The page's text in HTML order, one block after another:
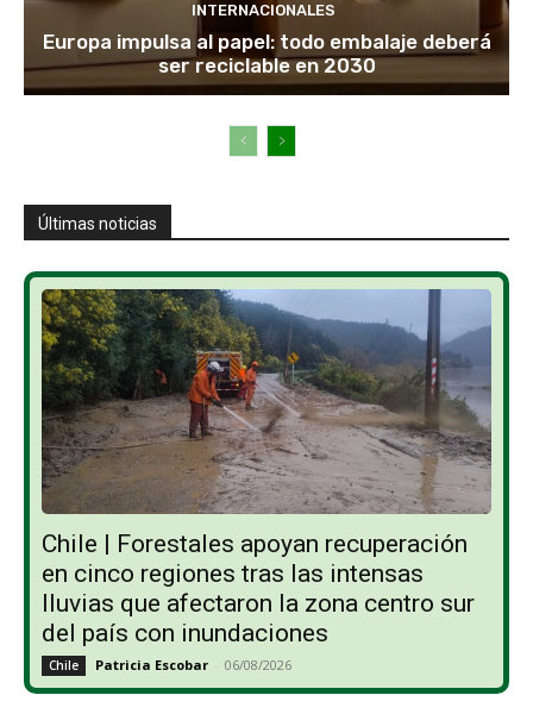
INTERNACIONALES
Europa impulsa al papel: todo embalaje deberá
ser reciclable en 2030
Últimas noticias
Chile | Forestales apoyan recuperación
en cinco regiones tras las intensas
lluvias que afectaron la zona centro sur
del país con inundaciones
Chile Patricia Escobar - 06/08/2026